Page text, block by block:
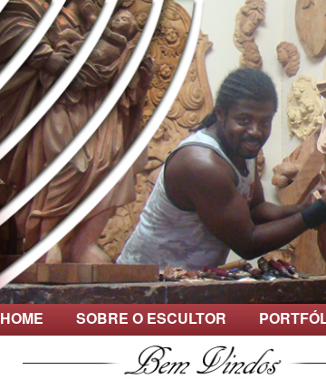
HOME SOBRE O ESCULTOR